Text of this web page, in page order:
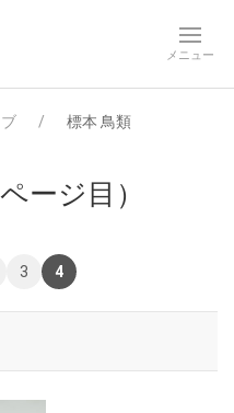
標本 鳥類
ページ目）
3 4